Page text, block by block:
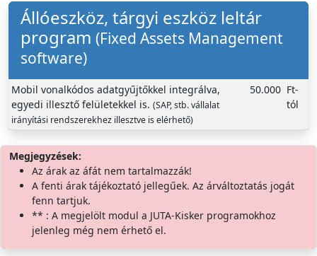
Állóeszköz, tárgyi eszköz leltár
program (Fixed Assets Management
software)
Mobil vonalkódos adatgyűjtőkkel integrálva,
egyedi illesztő felületekkel is. (SAP, stb. vállalat
irányítási rendszerekhez illesztve is elérhető)
50.000 Ft-
tól
Megjegyzések:
Az árak az áfát nem tartalmazzák!
A fenti árak tájékoztató jellegűek. Az árváltoztatás jogát
fenn tartjuk.
** : A megjelölt modul a JUTA-Kisker programokhoz
jelenleg még nem érhető el.